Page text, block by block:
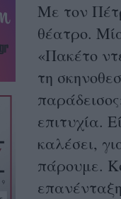
Με τον
θέατρο.
«Πακέτο
τη
επιτυχία.
καλέσει,
πάρουμε.